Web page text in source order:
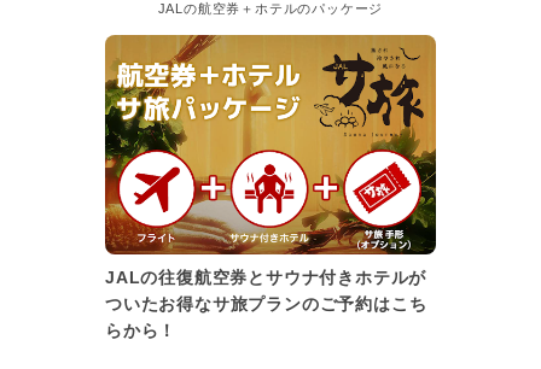
JALの航空券＋ホテルのパッケージ
JALの往復航空券とサウナ付きホテルが
ついたお得なサ旅プランのご予約はこち
らから！